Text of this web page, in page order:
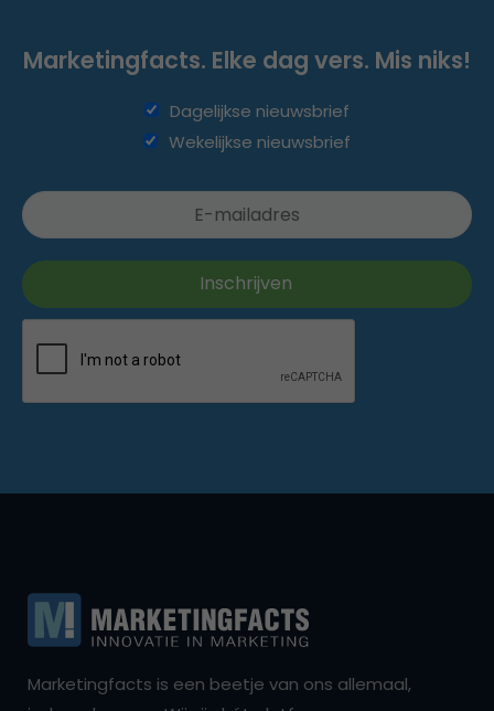
Marketingfacts. Elke dag vers. Mis niks!
Dagelijkse nieuwsbrief
Wekelijkse nieuwsbrief
Marketingfacts is een beetje van ons allemaal,